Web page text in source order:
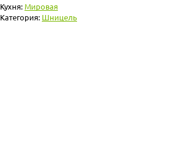
Кухня: Мировая
Категория: Шницель